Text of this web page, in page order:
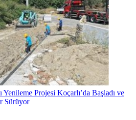
Yenileme Projesi Koçarlı’da Başladı ve
Sürüyor